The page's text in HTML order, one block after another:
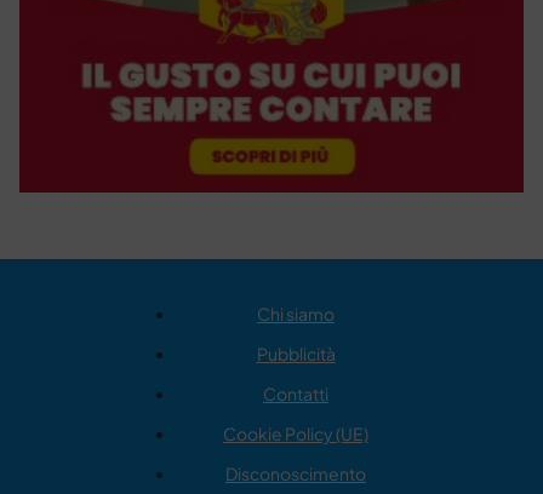
Chi siamo
Pubblicità
Contatti
Cookie Policy (UE)
Disconoscimento